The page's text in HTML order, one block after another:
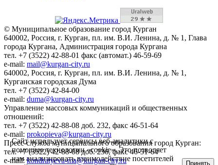
© Муниципальное образование город Курган
640002, Россия, г. Курган, пл. им. В.И. Ленина, д. № 1, Глава
города Кургана, Администрация города Кургана
тел. +7 (3522) 42-88-01 факс (автомат.) 46-59-69
e-mail: mail@kurgan-city.ru
640002, Россия, г. Курган, пл. им. В.И. Ленина, д. № 1,
Курганская городская Дума
тел. +7 (3522) 42-84-00
e-mail: duma@kurgan-city.ru
Управление массовых коммуникаций и общественных
отношений:
тел. +7 (3522) 42-88-08 доб. 232, факс 46-51-64
e-mail: prokopieva@kurgan-city.ru
Пресс-служба муниципального образования город Курган:
тел. +7 (3522) 42-88-08 доб. 236, факс 46-51-64
e-mail:kondratyeva-ma@kurgan-city.ru
Сайт использует сервисы веб-аналитики с
помощью технологии «cookie». Это позволяет
нам анализировать взаимодействие посетителей
Принять